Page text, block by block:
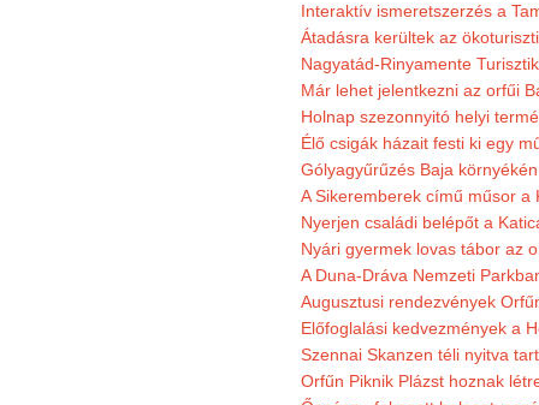
Interaktív ismeretszerzés a
Átadásra kerültek az
Nagyatád-Rinyamente
Már lehet jelentkezni az orfűi
Holnap szezonnyitó helyi
Élő csigák házait festi ki egy
Gólyagyűrűzés Baja
A Sikeremberek című műsor a
Nyerjen családi belépőt a
Nyári gyermek lovas tábor az
A Duna-Dráva Nemzeti
Augusztusi rendezvények
Előfoglalási kedvezmények a
Szennai Skanzen téli nyitva
Orfűn Piknik Plázst hoznak